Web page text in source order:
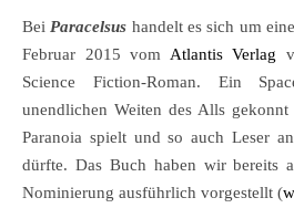
Bei Paracelsus handelt es sich um
Februar 2015 vom Atlantis Verlag
Science Fiction-Roman. Ein
unendlichen Weiten des Alls
Paranoia spielt und so auch Leser
dürfte. Das Buch haben wir bereits
Nominierung ausführlich vorgestellt (